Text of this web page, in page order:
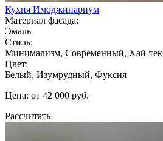
Кухня Имоджинариум
Материал фасада:
Эмаль
Стиль:
Минимализм, Современный, Хай-тек
Цвет:
Белый, Изумрудный, Фуксия
Цена: от 42 000 руб.
Рассчитать